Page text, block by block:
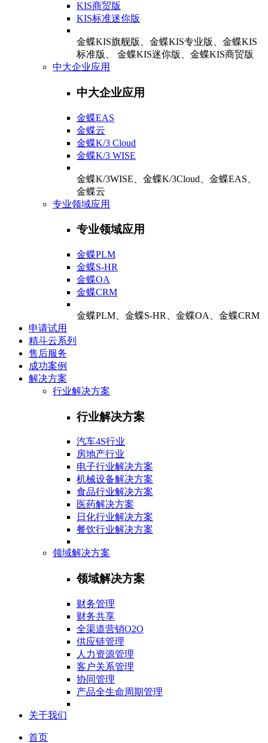
KIS商贸版
KIS标准迷你版
金蝶KIS旗舰版、金蝶KIS专业版、金蝶KIS
标准版、 金蝶KIS迷你版、金蝶KIS商贸版
中大企业应用
中大企业应用
金蝶EAS
金蝶云
金蝶K/3 Cloud
金蝶K/3 WISE
金蝶K/3WISE、金蝶K/3Cloud、金蝶EAS、
金蝶云
专业领域应用
专业领域应用
金蝶PLM
金蝶S-HR
金蝶OA
金蝶CRM
金蝶PLM、金蝶S-HR、金蝶OA、金蝶CRM
申请试用
精斗云系列
售后服务
成功案例
解决方案
行业解决方案
行业解决方案
汽车4S行业
房地产行业
电子行业解决方案
机械设备解决方案
食品行业解决方案
医药解决方案
日化行业解决方案
餐饮行业解决方案
领域解决方案
领域解决方案
财务管理
财务共享
全渠道营销O2O
供应链管理
人力资源管理
客户关系管理
协同管理
产品全生命周期管理
关于我们
首页